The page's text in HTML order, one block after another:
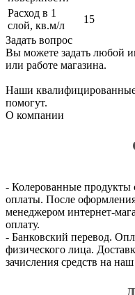
Расход в 1
слой, кв.м/л
15
Задать вопрос
Вы можете задать любой
или работе магазина.
Наши квалифицированные
помогут.
О компании
- Колерованные продукты
оплаты. После
менеджером интернет-
оплату.
- Банковский перевод.
физического лица.
зачисления средств на